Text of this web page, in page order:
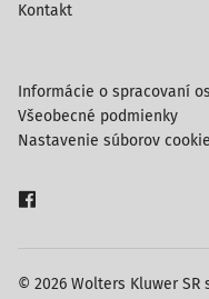
Kontakt
© 2026 Wolters Kluwer SR
Informácie o spracovaní
Všeobecné podmienky
Nastavenie súborov cookie